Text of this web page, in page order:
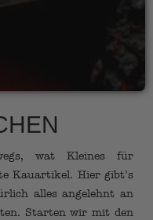
wat Kleines für
Kauartikel. Hier gibt’s
alles angelehnt an
Starten wir mit den